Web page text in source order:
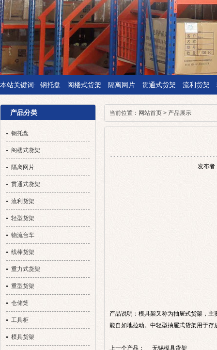
本站关键词: 钢托盘 阁楼式货架 隔离网片 贯通式货架 流利货架
当前位置： 网站首页 > 产品展示
发布者
产品说明：模具架又称为抽屉式货架，
能自如地拉动。中轻型抽屉式货架用于
上一个产品： 无锡模具货架
产品分类
钢托盘
阁楼式货架
隔离网片
贯通式货架
流利货架
轻型货架
物流台车
线棒货架
重力式货架
重型货架
仓储笼
工具柜
模具货架